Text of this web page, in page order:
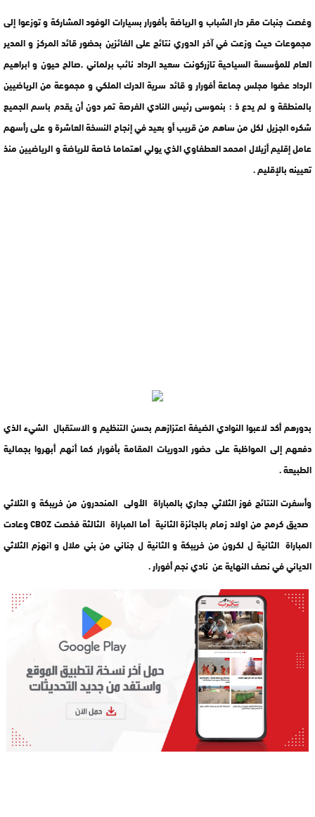
وغصت جنبات مقر دار الشباب و الرياضة بأفورار بسيارات الوفود المشاركة و توزعوا إلى
مجموعات حيث وزعت في آخر الدوري نتائج على الفائزين بحضور قائد المركز و المدير
العام للمؤسسة السياحية تازركونت سعيد الرداد نائب برلماني ,صالح حيون و ابراهيم
الرداد عضوا مجلس جماعة أفورار و قائد سرية الدرك الملكي و مجموعة من الرياضيين
بالمنطقة و لم يدع ذ : بنموسى رئيس النادي الفرصة تمر دون أن يقدم باسم الجميع
شكره الجزيل لكل من ساهم من قريب أو بعيد في إنجاح النسخة العاشرة و على رأسهم
عامل إقليم أزيلال امحمد العطفاوي الذي يولي اهتماما خاصة للرياضة و الرياضيين منذ
تعيينه بالإقليم .
بدورهم أكد لاعبوا النوادي الضيفة اعتزازهم بحسن التنظيم و الاستقبال الشيء الذي
دفعهم إلى المواظبة على حضور الدوريات المقامة بأفورار كما أنهم أبهروا بجمالية
الطبيعة .
وأسفرت النتائج فوز الثلاثي جداري بالمباراة الأولى المنحدرون من خريبكة و الثلاثي
صديق كرمح من اولاد زمام بالجائزة الثانية أما المباراة الثالثة فخصت CBOZ وعادت
المباراة الثانية ل لكرون من خريبكة و الثانية ل جناني من بني ملال و انهزم الثلاثي
الدياني في نصف النهاية عن نادي نجم أفورار .